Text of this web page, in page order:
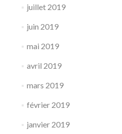
juillet 2019
juin 2019
mai 2019
avril 2019
mars 2019
février 2019
janvier 2019